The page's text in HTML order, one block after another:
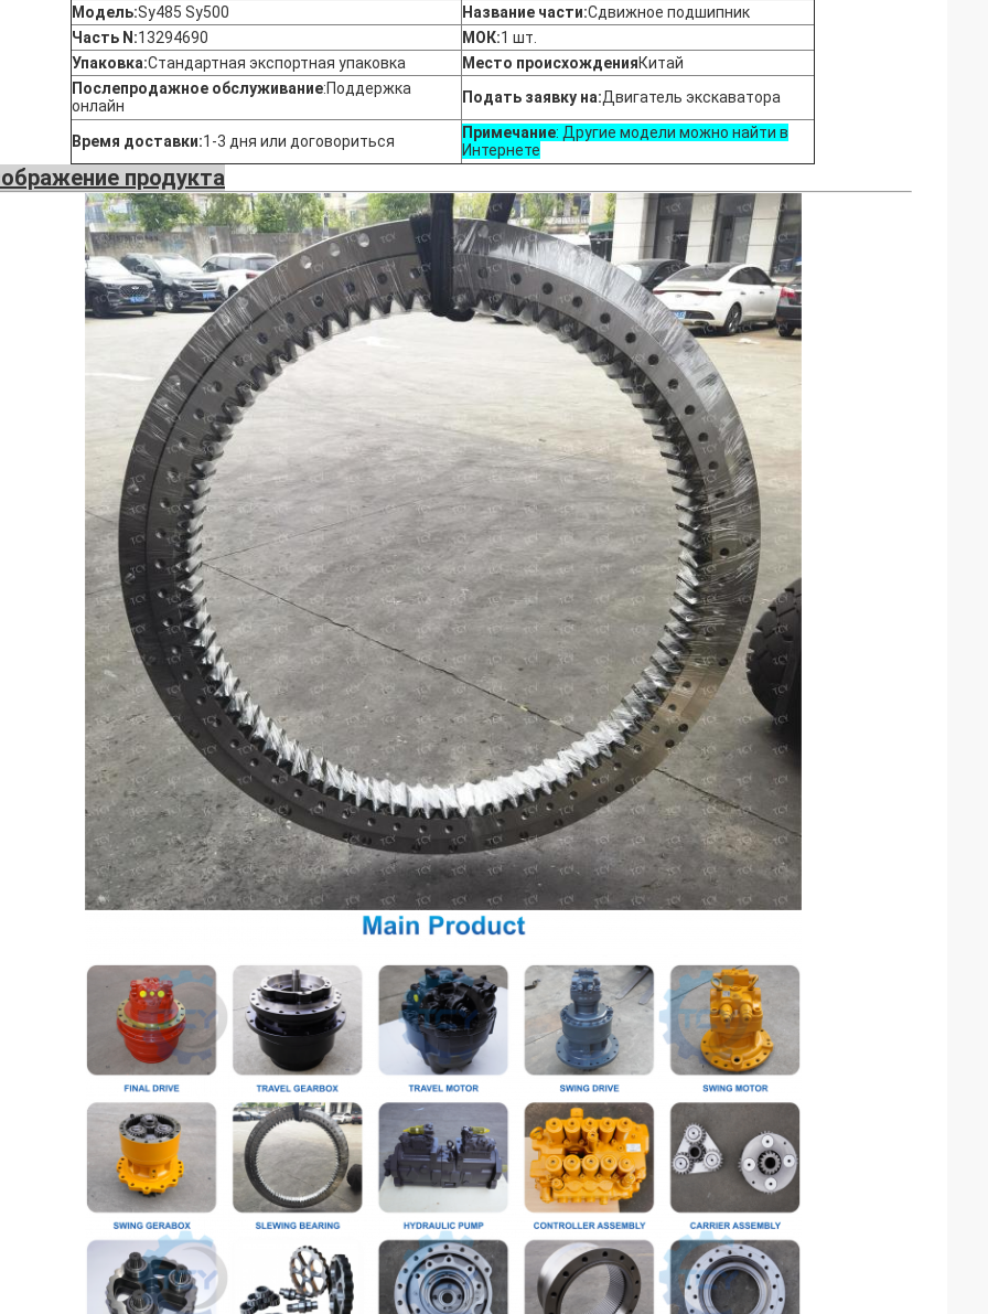
Модель:Sy485 Sy500 Название части:Сдвижное подшипник
Часть N:13294690 МОК:1 шт.
Упаковка:Стандартная экспортная упаковка Место происхожденияКитай
Послепродажное обслуживание:Поддержка
онлайн
Подать заявку на:Двигатель экскаватора
Время доставки:1-3 дня или договориться Примечание: Другие модели можно найти в
Интернете
продукта